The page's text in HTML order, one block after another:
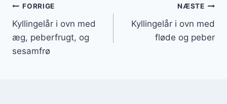
Indlægsnavigation
FORRIGE
Kyllingelår i ovn med
æg, peberfrugt, og
sesamfrø
NÆSTE
Kyllingelår i ovn med
fløde og peber